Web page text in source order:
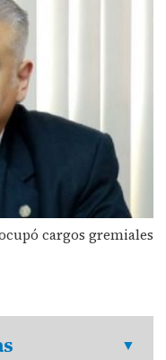
cargos gremiales